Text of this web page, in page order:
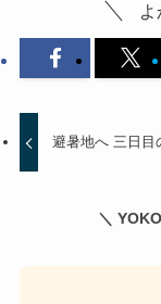
避暑地へ 三日目
＼